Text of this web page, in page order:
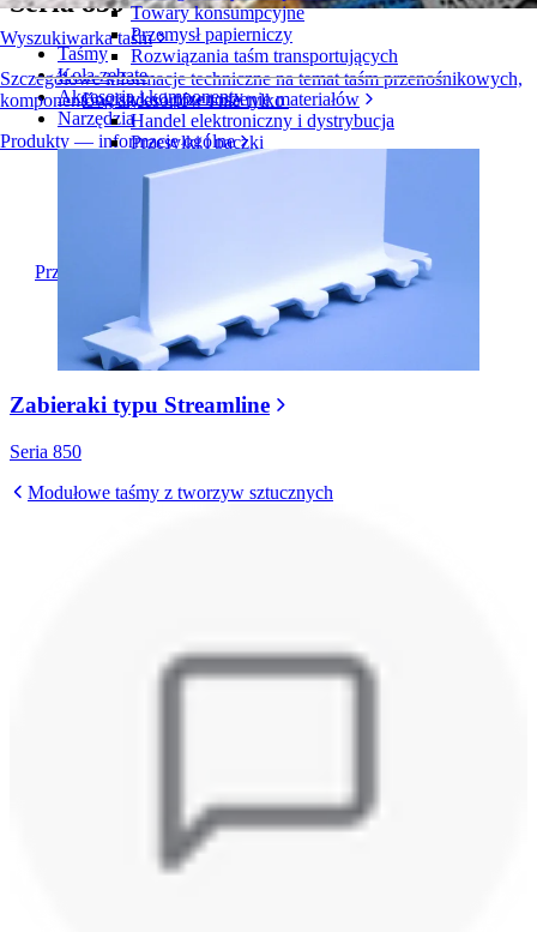
Wyszukiwarka taśm
Szczegółowe informacje techniczne na temat taśm przenośnikowych,
komponentów, akcesoriów i nie tylko
Produkty — informacje ogólne
Towary konsumpcyjne
Przemysł papierniczy
Rozwiązania taśm transportujących
Logistyka i przenoszenie materiałów
Handel elektroniczny i dystrybucja
Przesyłki i paczki
Przemysł oponiarski i motoryzacyjny
Opony
Przegląd branż
Taśmy
Koła zębate
Akcesoria i komponenty
Narzędzia
Zabieraki typu Streamline
Seria 850
Modułowe taśmy z tworzyw sztucznych